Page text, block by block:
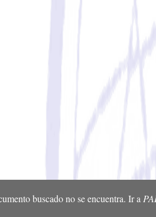
buscado no se encuentra. Ir a